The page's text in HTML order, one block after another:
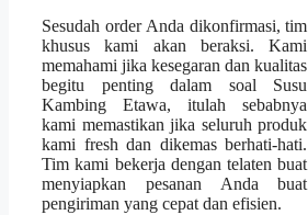
Sesudah order Anda dikonfirmasi, tim
khusus kami akan beraksi. Kami
memahami jika kesegaran dan kualitas
begitu penting dalam soal Susu
Kambing Etawa, itulah sebabnya
kami memastikan jika seluruh produk
kami fresh dan dikemas berhati-hati.
Tim kami bekerja dengan telaten buat
menyiapkan pesanan Anda buat
pengiriman yang cepat dan efisien.